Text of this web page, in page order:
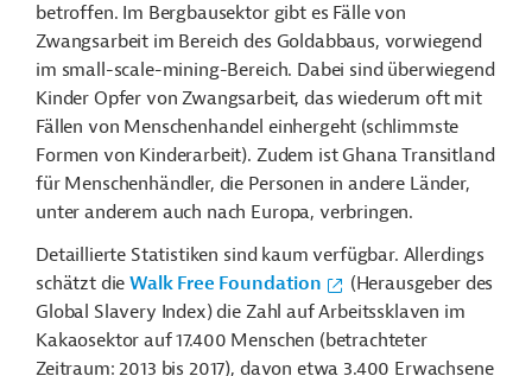
betroffen. Im Bergbausektor gibt es Fälle von
Zwangsarbeit im Bereich des Goldabbaus, vorwiegend
im small-scale-mining-Bereich. Dabei sind überwiegend
Kinder Opfer von Zwangsarbeit, das wiederum oft mit
Fällen von Menschenhandel einhergeht (schlimmste
Formen von Kinderarbeit). Zudem ist Ghana Transitland
für Menschenhändler, die Personen in andere Länder,
unter anderem auch nach Europa, verbringen.
Detaillierte Statistiken sind kaum verfügbar. Allerdings
schätzt dieWalk Free Foundation
(Herausgeber des
Global Slavery Index) die Zahl auf Arbeitssklaven im
Kakaosektor auf 17.400 Menschen (betrachteter
Zeitraum: 2013 bis 2017), davon etwa 3.400 Erwachsene